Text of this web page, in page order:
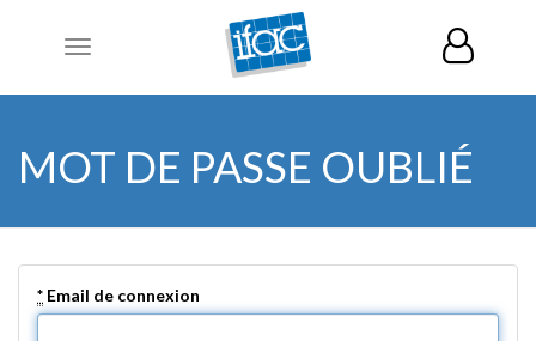
Toggle
MOT DE PASSE OUBLIÉ
* Email de connexion